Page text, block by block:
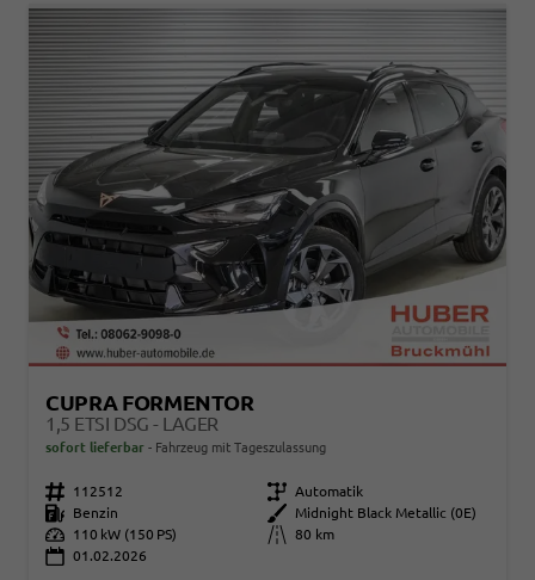
CUPRA FORMENTOR
1,5 ETSI DSG - LAGER
sofort lieferbar Fahrzeug mit Tageszulassung
Fahrzeugnr. 112512 Getriebe Automatik
Kraftstoff
Benzin Außenfarbe
Midnight Black Metallic (0E)
Leistung
110 kW (150 PS) Kilometerstand
80 km
01.02.2026